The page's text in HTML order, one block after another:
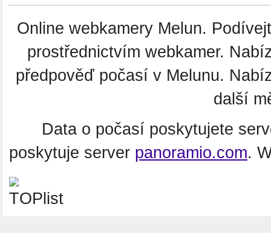
Online webkamery Melun.
prostřednictvím webkamer.
předpověď počasí v Melunu.
další
Data o počasí poskytujete
poskytuje server panoramio.com.